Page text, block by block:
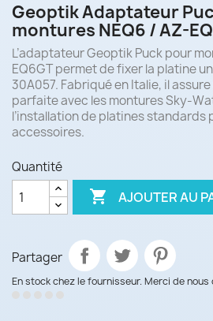
Geoptik Adaptateur
montures NEQ6 / AZ-
L’adaptateur Geoptik Puck pour
EQ6GT permet de fixer la platine
30A057. Fabriqué en Italie, il
parfaite avec les montures Sky-
l’installation de platines
accessoires.
Quantité
 AJOUTER AU
Partager
En stock chez le fournisseur. Merci de nous